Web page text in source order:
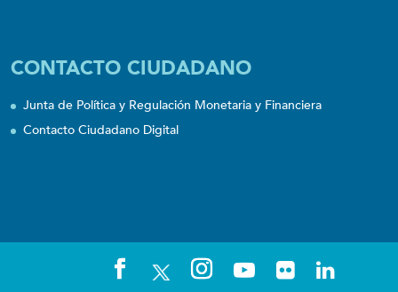
CONTACTO CIUDADANO
Junta de Política y Regulación Monetaria y Financiera
Contacto Ciudadano Digital